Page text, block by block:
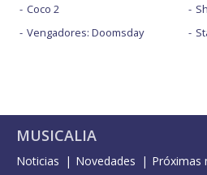
Coco 2
Vengadores: Doomsday
MUSICALIA
Noticias Novedades
Próximas